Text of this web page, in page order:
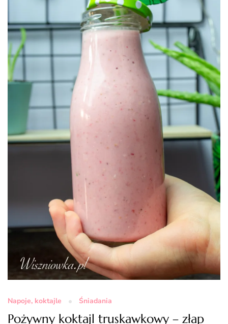
Napoje, koktajle Śniadania
Pożywny koktajl truskawkowy – złap